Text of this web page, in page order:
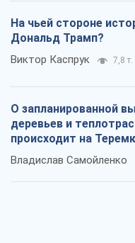
На чьей стороне
Дональд Трамп?
Виктор Каспрук 7,8 т.
О запланированной
деревьев и
происходит на
Владислав Самойленко